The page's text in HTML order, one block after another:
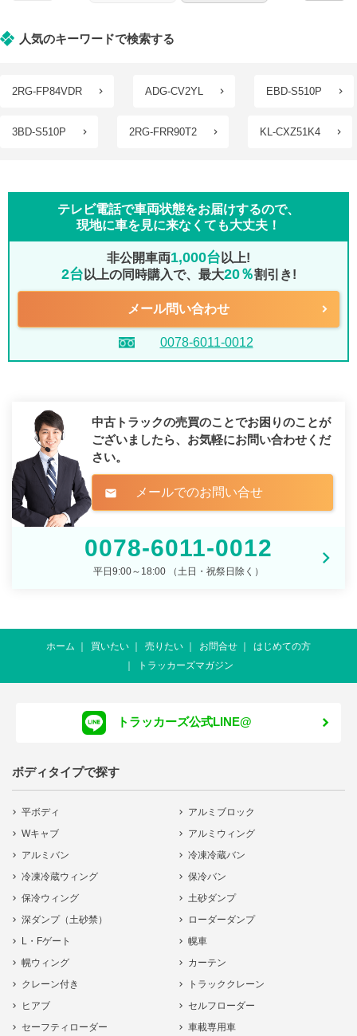
人気のキーワードで検索する
2RG-FP84VDR ADG-CV2YL EBD-S510P
3BD-S510P 2RG-FRR90T2 KL-CXZ51K4
テレビ電話で車両状態をお届けするので、
現地に車を見に来なくても大丈夫！
非公開車両1,000台 以上!
2台 以上の同時購入で、最大20％割引き!
メール問い合わせ
0078-6011-0012
中古トラックの売買のことでお困りのことが
ございましたら、 お気軽にお問い合わせくだ
さい。
mail メールでのお問い合せ
0078-6011-0012
平日9:00～18:00 （土日・祝祭日除く）
ホーム 買いたい 売りたい お問合せ
はじめての方
トラッカーズマガジン
トラッカーズ公式LINE@
ボディタイプで探す
平ボディ
アルミブロック
Wキャブ
アルミウィング
アルミバン
冷凍冷蔵バン
冷凍冷蔵ウィング
保冷バン
保冷ウィング
土砂ダンプ
深ダンプ（土砂禁）
ローダーダンプ
L・Fゲート
幌車
幌ウィング
カーテン
クレーン付き
トラッククレーン
ヒアブ
セルフローダー
セーフティローダー
車載専用車